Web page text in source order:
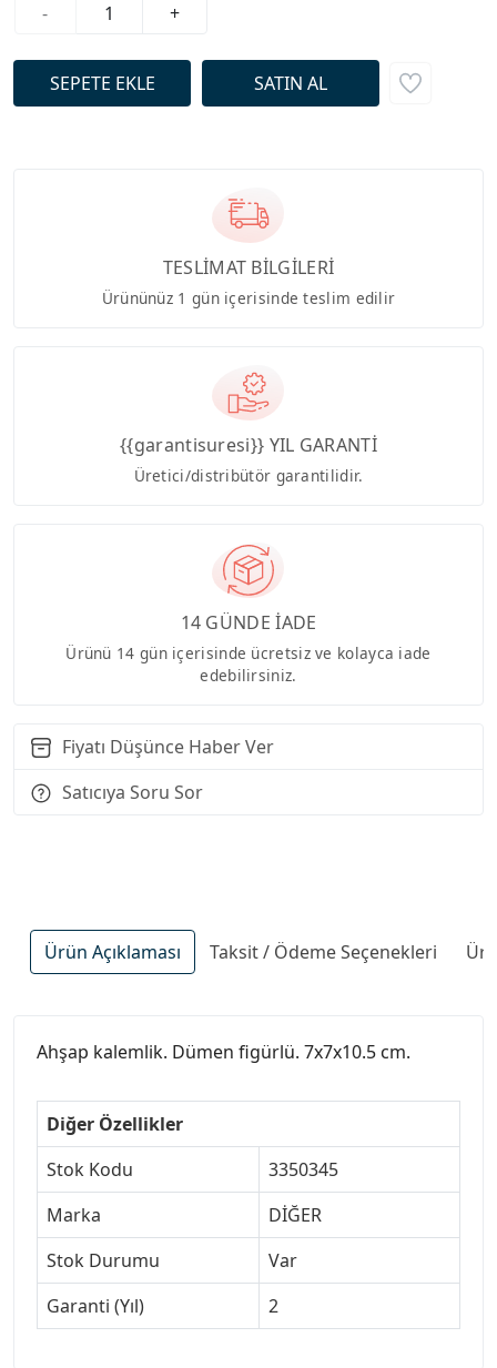
-
+
TESLİMAT BİLGİLERİ
Ürününüz 1 gün içerisinde teslim edilir
{{garantisuresi}} YIL GARANTİ
Üretici/distribütör garantilidir.
14 GÜNDE İADE
Ürünü 14 gün içerisinde ücretsiz ve kolayca iade
edebilirsiniz.
Fiyatı Düşünce Haber Ver
Satıcıya Soru Sor
Ürün Açıklaması Taksit / Ödeme Seçenekleri
Ahşap kalemlik. Dümen figürlü. 7x7x10.5 cm.
Diğer Özellikler
Stok Kodu
3350345
Marka
DİĞER
Stok Durumu
Var
Garanti (Yıl)
2